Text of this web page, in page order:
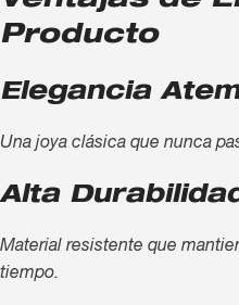
Producto
Elegancia
Una joya clásica que nunca
Alta
Material resistente que
tiempo.